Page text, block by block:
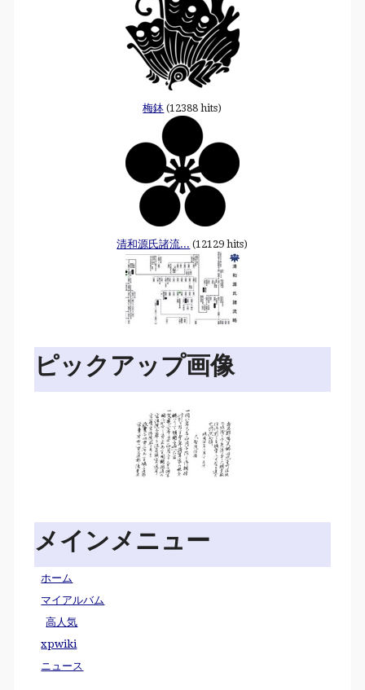
梅鉢 (12388 hits)
清和源氏諸流... (12129 hits)
ピックアップ画像
メインメニュー
ホーム
マイアルバム
高人気
xpwiki
ニュース